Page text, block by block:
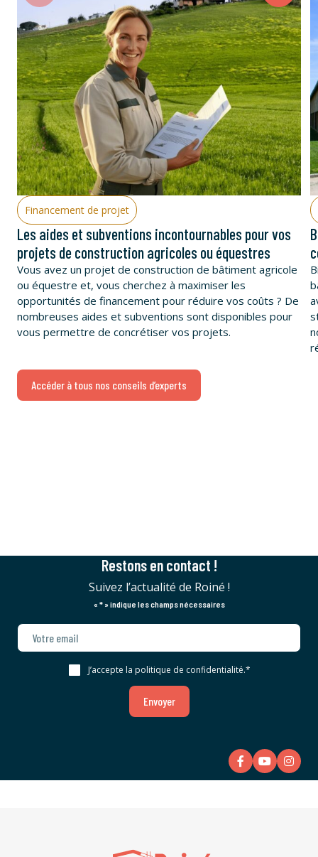
Accéder à tous nos conseils d’experts
Financement de projet
Les aides et subventions incontournables pour vos
projets de construction agricoles ou équestres
Vous avez un projet de construction de bâtiment agricole
ou équestre et, vous cherchez à maximiser les
opportunités de financement pour réduire vos coûts ? De
nombreuses aides et subventions sont disponibles pour
vous permettre de concrétiser vos projets.
Restons en contact !
Suivez l’actualité de Roiné !
« *» indique les champs nécessaires
J’accepte la politique de confidentialité.*
Envoyer